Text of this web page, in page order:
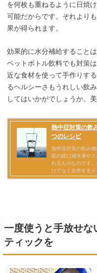
を何枚も重ねるように日焼
可能だからです。それより
果が得られます。
効果的に水分補給すること
ペットボトル飲料でも対策
近な食材を使って手作りす
るヘルシーさもうれしい飲
してはいかがでしょうか。
一度使うと手放せな
ティックを